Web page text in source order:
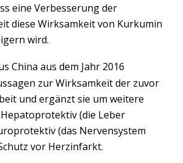
eine Verbesserung der
diese Wirksamkeit von Kurkumin
wird.
China aus dem Jahr 2016
zur Wirksamkeit der zuvor
und ergänzt sie um weitere
(die Leber
(das Nervensystem
vor Herzinfarkt.